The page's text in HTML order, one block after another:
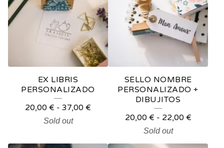
L
L
EX LIBRIS
PERSONALIZADO
20,00 € - 37,00 €
Sold out
SELLO NOMBRE
PERSONALIZADO +
DIBUJITOS
20,00 € - 22,00 €
Sold out